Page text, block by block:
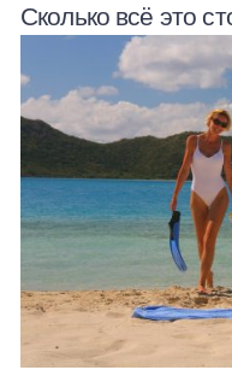
Сколько всё это